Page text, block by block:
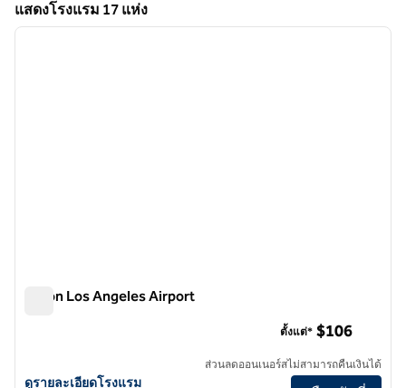
แสดงโรงแรม 17 แห่ง
แสดงโรงแรม 17 แห่ง
1 จาก 12
ภาพถั
Hilton Los Angeles Airport
ดูรายละเอียดโรงแรมสําหรับ Hilton Los Angeles Airport
ดูรายละเอียดโรงแรม
ตั้งแต่* $106
ส่วนลดออนเนอร์สไม่สามารถคืนเงินได้